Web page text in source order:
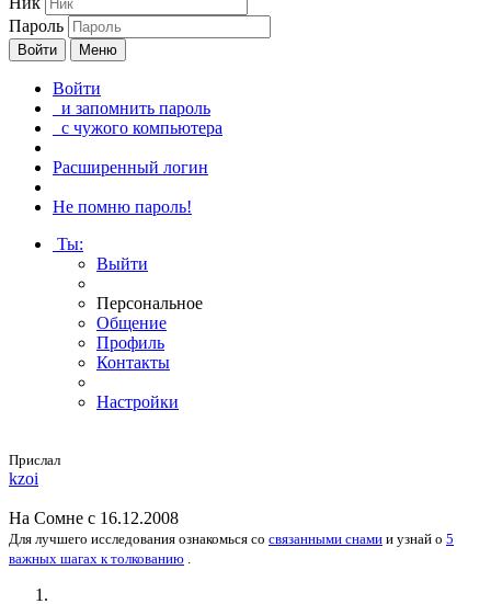
Пароль
Войти Меню
Войти
и запомнить пароль
с чужого компьютера
Расширенный логин
Не помню пароль!
Ты:
Выйти
Персональное
Общение
Профиль
Контакты
Настройки
Прислал
kzoi
На Сомне с 16.12.2008
Для лучшего исследования ознакомься со связанными снами и узнай о 5
важных шагах к толкованию .